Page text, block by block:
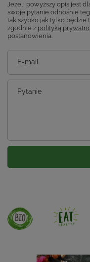
Jeżeli powyższy opis jest
swoje pytanie odnośnie
tak szybko jak tylko będzie
zgodnie z polityką
postanowienia.
E-mail
Pytanie